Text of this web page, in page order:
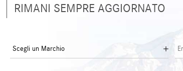
RIMANI SEMPRE AGGIORNATO